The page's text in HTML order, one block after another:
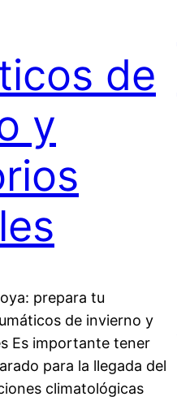
de
y
prepara tu
de invierno y
Es importante tener
para la llegada del
climatológicas